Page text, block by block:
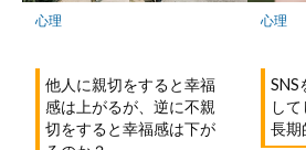
心理
他人に親切をすると幸福
感は上がるが、逆に不親
切をすると幸福感は下が
心理
SNS
し
長期